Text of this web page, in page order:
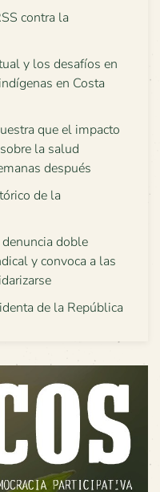
contra la
y los desafíos en
en Costa
que el impacto
la salud
después
de la
doble
y convoca a las
de la República